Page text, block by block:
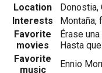
Location
Donostia,
Interests
Montaña,
Favorite
movies
Érase
Hasta
Favorite
music
Ennio